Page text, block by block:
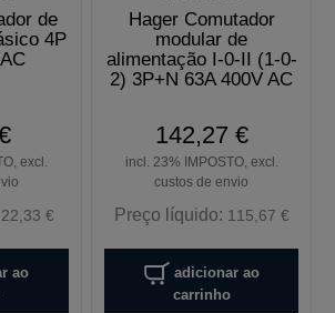
de
4P
excl.
22,33 €
ao
Hager Comutador
modular de
alimentação I-0-II (1-0-
2) 3P+N 63A 400V AC
142,27 €
incl. 23% IMPOSTO, excl.
custos de envio
Preço líquido: 115,67 €
adicionar ao
carrinho